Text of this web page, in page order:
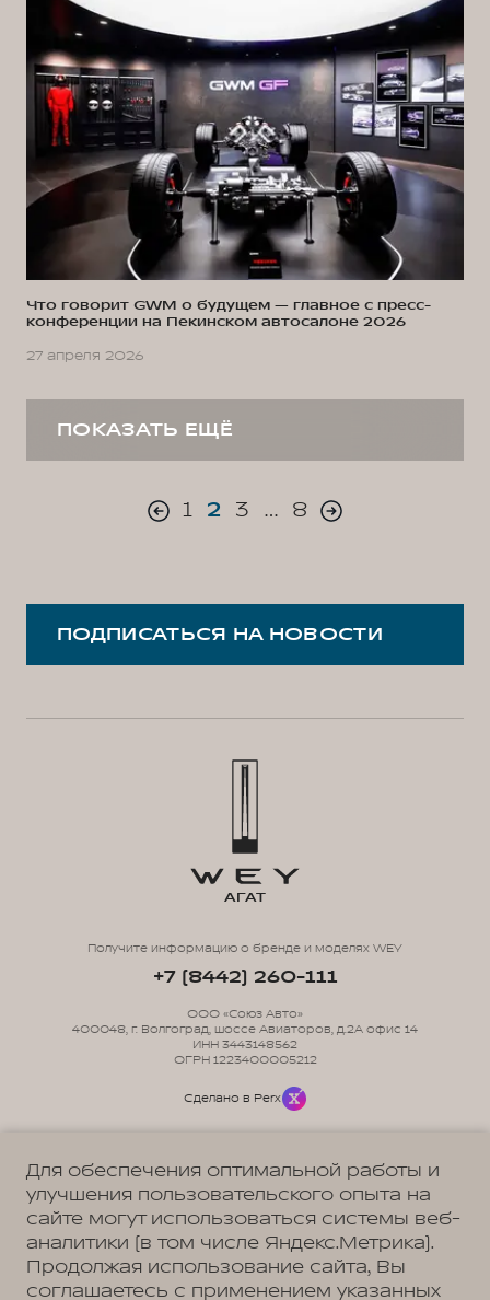
Что говорит GWM о будущем — главное с пресс-
конференции на Пекинском автосалоне 2026
27 апреля 2026
ПОКАЗАТЬ ЕЩЁ
1 2 3 … 8
ПОДПИСАТЬСЯ НА НОВОСТИ
Политика обработки персональных данных
Согласие на коммуникацию
Согласие на предоставление персональных данных третьим лицам
Согласие на обработку ПД
АГАТ
Получите информацию о бренде и моделях WEY
+7 (8442) 260-111
ООО «Союз Авто»
400048, г. Волгоград, шоссе Авиаторов, д.2А офис 14
ИНН 3443148562
ОГРН 1223400005212
Сделано в Perx
Для обеспечения оптимальной работы и
улучшения пользовательского опыта на
сайте могут использоваться системы веб-
аналитики (в том числе Яндекс.Метрика).
Продолжая использование сайта, Вы
соглашаетесь с применением указанных